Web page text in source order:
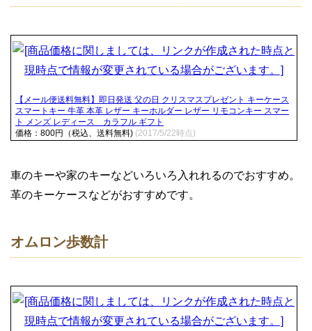
【メール便送料無料】即日発送 父の日 クリスマスプレゼント キーケース
スマートキー 牛革 本革 レザー キーホルダー レザー リモコンキー スマー
ト メンズ レディース カラフル ギフト
価格：800円（税込、送料無料) (2017/5/22時点)
車のキーや家のキーなどいろいろ入れれるのでおすすめ。
革のキーケースなどがおすすめです。
オムロン歩数計